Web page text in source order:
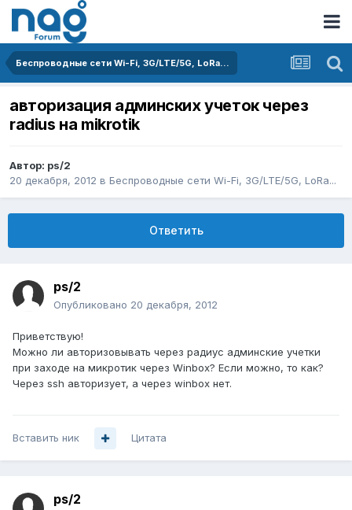
Беспроводные сети Wi-Fi, 3G/LTE/5G, LoRa...
авторизация админских учеток через
radius на mikrotik
Автор: ps/2
20 декабря, 2012 в Беспроводные сети Wi-Fi, 3G/LTE/5G, LoRa...
Ответить
ps/2
Опубликовано 20 декабря, 2012
Приветствую!
Можно ли авторизовывать через радиус админские учетки
при заходе на микротик через Winbox? Если можно, то как?
Через ssh авторизует, а через winbox нет.
Вставить ник Цитата
ps/2